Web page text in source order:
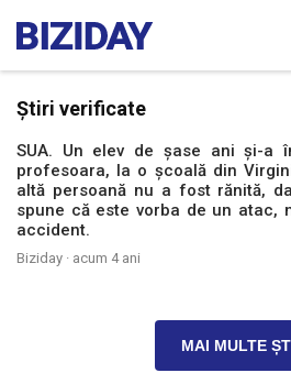
Știri verificate
SUA. Un elev de șase ani și-a
profesoara, la o școală din
altă persoană nu a fost rănită,
spune că este vorba de un atac,
accident.
Biziday · acum 4 ani
MAI MULTE